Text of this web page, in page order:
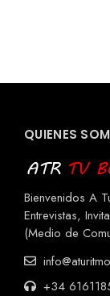
QUIENES
Bienvenidos A
Entrevistas,
(Medio de
+34